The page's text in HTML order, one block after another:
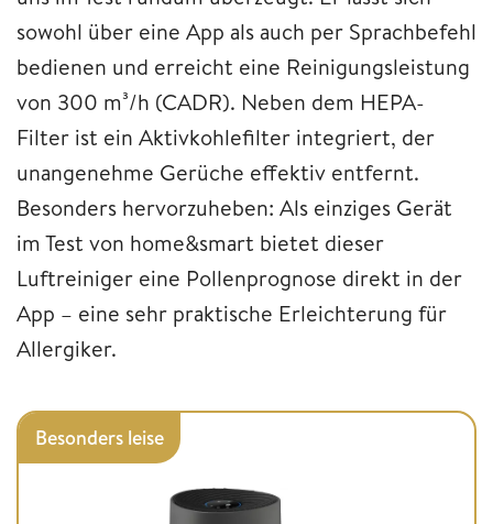
sowohl über eine App als auch per Sprachbefehl
bedienen und erreicht eine Reinigungsleistung
von 300 m³/h (CADR). Neben dem HEPA-
Filter ist ein Aktivkohlefilter integriert, der
unangenehme Gerüche effektiv entfernt.
Besonders hervorzuheben: Als einziges Gerät
im Test von home&smart bietet dieser
Luftreiniger eine Pollenprognose direkt in der
App – eine sehr praktische Erleichterung für
Allergiker.
Besonders leise